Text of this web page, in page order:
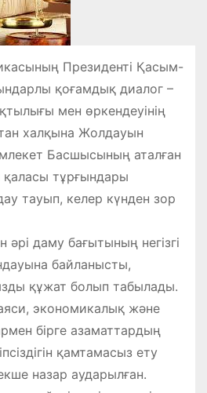
Президенті Қасым-
қоғамдық диалог –
мен өркендеуінің
халқына Жолдауын
Басшысының аталған
тұрғындары
тауып, келер күнден зор
әрі даму бағытының негізгі
байланысты,
құжат болып табылады.
экономикалық және
бірге азаматтардың
қамтамасыз ету
назар аударылған.